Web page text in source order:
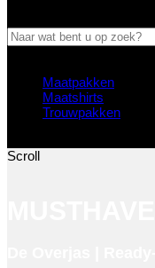
Maatpakken
Maatshirts
Trouwpakken
Scroll